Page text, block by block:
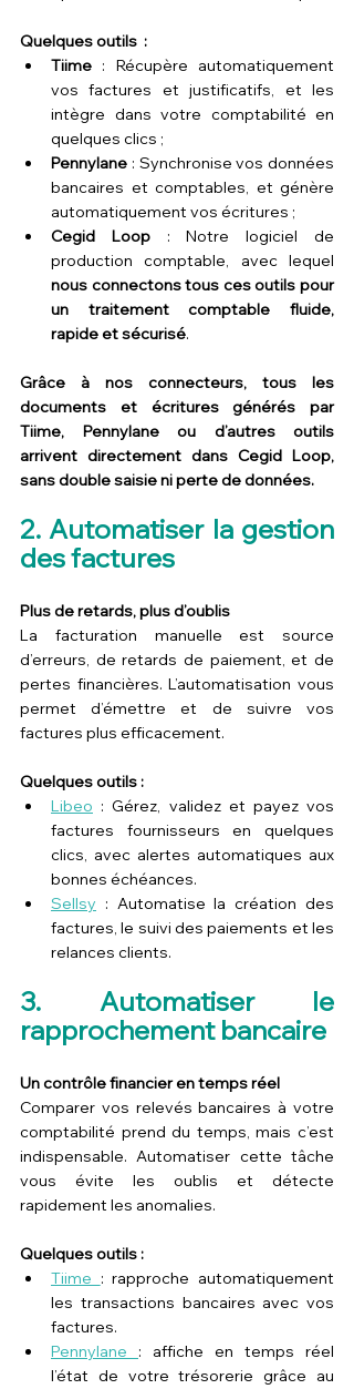
Quelques outils  :
Tiime : Récupère automatiquement
vos factures et justificatifs, et les
intègre dans votre comptabilité en
quelques clics ;
Pennylane : Synchronise vos données
bancaires et comptables, et génère
automatiquement vos écritures ;
Cegid Loop : Notre logiciel de
nous connectons tous ces outils pour
un traitement comptable fluide,
rapide et sécurisé.
Grâce à nos connecteurs, tous les
documents et écritures générés par
Tiime, Pennylane ou d’autres outils
arrivent directement dans Cegid Loop,
sans double saisie ni perte de données.
2. Automatiser la gestion
des factures
Plus de retards, plus d’oublis
La facturation manuelle est source
d’erreurs, de retards de paiement, et de
pertes financières. L’automatisation vous
permet d’émettre et de suivre vos
factures plus efficacement.
Quelques outils :
Libeo : Gérez, validez et payez vos
factures fournisseurs en quelques
clics, avec alertes automatiques aux
bonnes échéances.
Sellsy : Automatise la création des
factures, le suivi des paiements et les
relances clients.
3. Automatiser le
rapprochement bancaire
Un contrôle financier en temps réel
Comparer vos relevés bancaires à votre
comptabilité prend du temps, mais c’est
indispensable. Automatiser cette tâche
vous évite les oublis et détecte
rapidement les anomalies.
Quelques outils :
Tiime : rapproche automatiquement
les transactions bancaires avec vos
factures.
Pennylane : affiche en temps réel
l’état de votre trésorerie grâce au